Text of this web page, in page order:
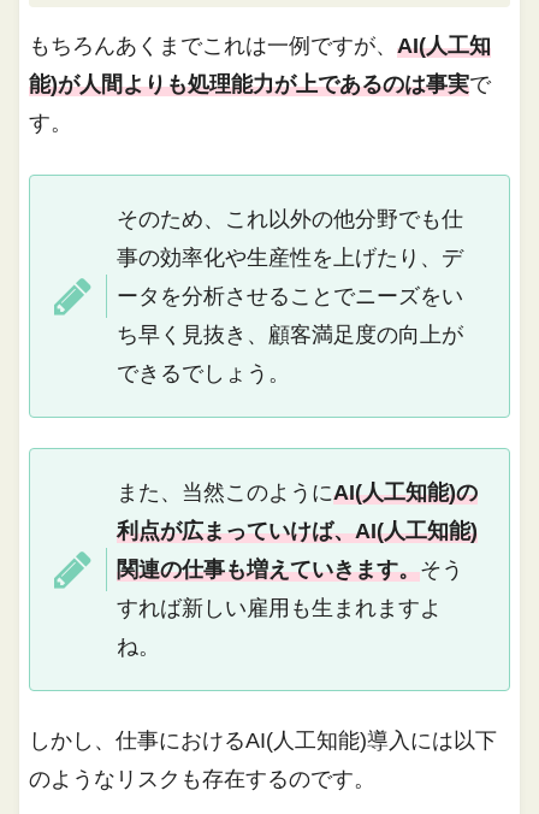
もちろんあくまでこれは一例ですが、AI(人工知
能)が人間よりも処理能力が上であるのは事実で
す。
そのため、これ以外の他分野でも仕
事の効率化や生産性を上げたり、デ
ータを分析させることでニーズをい
ち早く見抜き、顧客満足度の向上が
できるでしょう。
また、当然このようにAI(人工知能)の
利点が広まっていけば、AI(人工知能)
関連の仕事も増えていきます。そう
すれば新しい雇用も生まれますよ
ね。
しかし、仕事におけるAI(人工知能)導入には以下
のようなリスクも存在するのです。